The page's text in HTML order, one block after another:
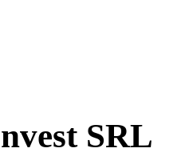
SRL